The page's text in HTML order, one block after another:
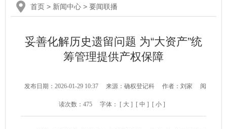
首页 > 新闻中心 > 要闻联播
妥善化解历史遗留问题 为“大资产”统
筹管理提供产权保障
发布日期：2026-01-29 10:37 来源：确权登记科 作者：刘家 阅
读次数： 475 字体： [ 大 ] [ 中 ] [ 小 ]